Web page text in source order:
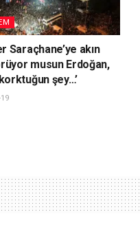
Saraçhane’ye akın
musun Erdoğan,
şey…’